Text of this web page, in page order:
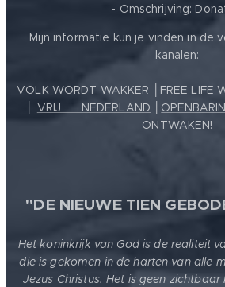
- Omschrijving:
Mijn informatie kun je vinden in de
kanalen:
VOLK WORDT WAKKER FREE LIFE
VRIJ ❤️ NEDERLAND
ONTWAKEN!
"DE NIEUWE TIEN
Het koninkrijk van God is de realiteit
die is gekomen in de harten van alle
Jezus Christus. Het is geen